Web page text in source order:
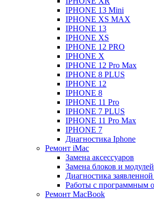
IPHONE 13 Mini
IPHONE XS MAX
IPHONE 13
IPHONE XS
IPHONE 12 PRO
IPHONE X
IPHONE 12 Pro Max
IPHONE 8 PLUS
IPHONE 12
IPHONE 8
IPHONE 11 Pro
IPHONE 7 PLUS
IPHONE 11 Pro Max
IPHONE 7
Диагностика Iphone
Ремонт iMac
Замена аксессуаров
Замена блоков и
Диагностика
Работы с программным
Ремонт MacBook